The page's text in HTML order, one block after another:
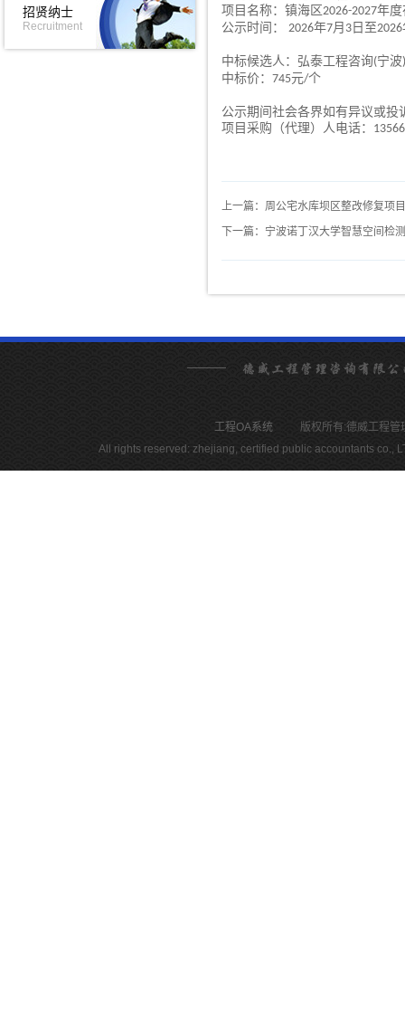
招贤纳士
Recruitment
项目名称：镇海区2026-2027年度
公示时间 ： 2026年7月 3 日至2026
中标候选人：弘泰工程咨询(宁波)
中标价： 745元/个
公示期间社会各界如有异议或投
项目 采购 （代理）人电话：
上一篇：周公宅水库坝区整改修复项
下一篇：宁波诺丁汉大学智慧空间检
工程OA系统 版权所有:德威工程管理
All rights reserved: zhejiang, certified public accountants co.,